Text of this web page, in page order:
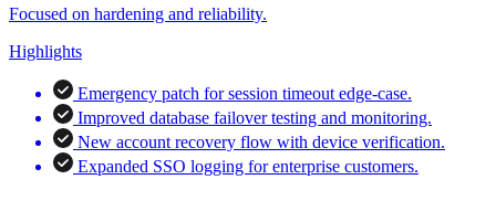
Focused on hardening and reliability.
Highlights
Emergency patch for session timeout edge-case.
Improved database failover testing and monitoring.
New account recovery flow with device verification.
Expanded SSO logging for enterprise customers.